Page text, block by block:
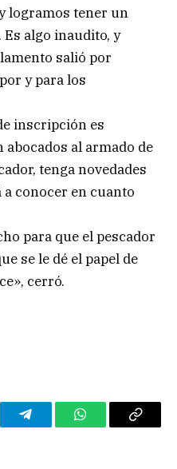
logramos tener un
algo inaudito, y
salió por
y para los
inscripción es
abocados al armado de
tenga novedades
conocer en cuanto
para que el pescador
se le dé el papel de
cerró.
TelegramWhatsAppCopy